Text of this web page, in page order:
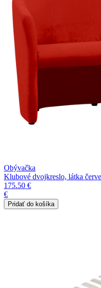
Obývačka
Klubové dvojkreslo, látka
175.50 €
€